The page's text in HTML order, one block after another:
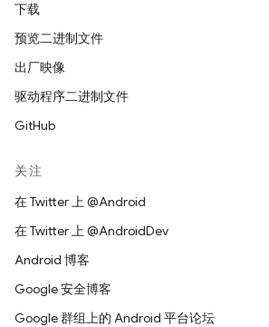
下载
预览二进制文件
出厂映像
驱动程序二进制文件
GitHub
关注
在 Twitter 上 @Android
在 Twitter 上 @AndroidDev
Android 博客
Google 安全博客
Google 群组上的 Android 平台论坛